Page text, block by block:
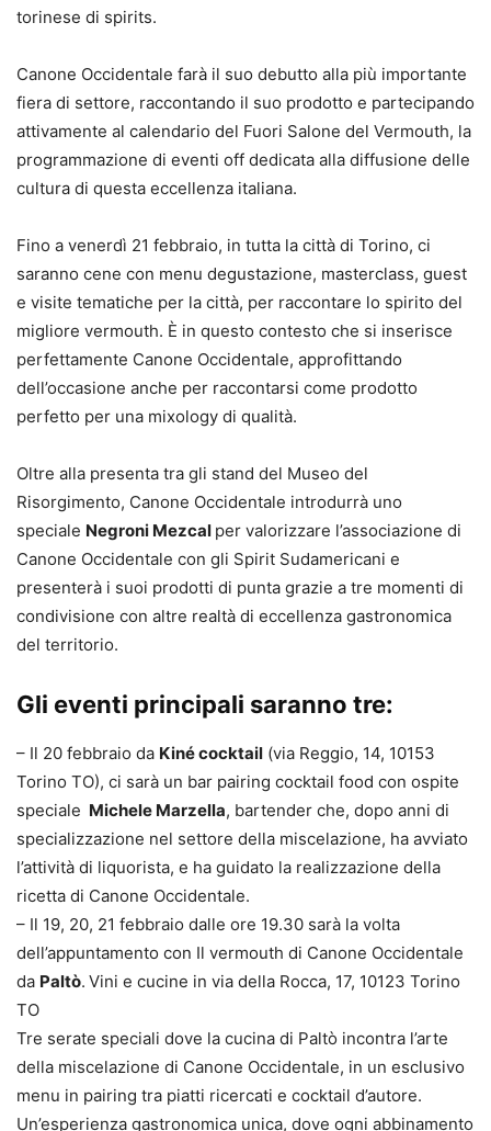
torinese di spirits.
Canone Occidentale farà il suo debutto alla più importante
fiera di settore, raccontando il suo prodotto e partecipando
attivamente al calendario del Fuori Salone del Vermouth, la
programmazione di eventi off dedicata alla diffusione delle
cultura di questa eccellenza italiana.
Fino a venerdì 21 febbraio, in tutta la città di Torino, ci
saranno cene con menu degustazione, masterclass, guest
e visite tematiche per la città, per raccontare lo spirito del
migliore vermouth. È in questo contesto che si inserisce
perfettamente Canone Occidentale, approfittando
dell’occasione anche per raccontarsi come prodotto
perfetto per una mixology di qualità.
Oltre alla presenta tra gli stand del Museo del
Risorgimento, Canone Occidentale introdurrà uno
speciale Negroni Mezcal per valorizzare l’associazione di
Canone Occidentale con gli Spirit Sudamericani e
presenterà i suoi prodotti di punta grazie a tre momenti di
condivisione con altre realtà di eccellenza gastronomica
del territorio.
Gli eventi principali saranno tre:
– Il 20 febbraio da Kiné cocktail (via Reggio, 14, 10153
Torino TO), ci sarà un bar pairing cocktail food con ospite
speciale Michele Marzella, bartender che, dopo anni di
specializzazione nel settore della miscelazione, ha avviato
l’attività di liquorista, e ha guidato la realizzazione della
ricetta di Canone Occidentale.
– Il 19, 20, 21 febbraio dalle ore 19.30 sarà la volta
dell’appuntamento con Il vermouth di Canone Occidentale
da Paltò. Vini e cucine in via della Rocca, 17, 10123 Torino
TO
Tre serate speciali dove la cucina di Paltò incontra l’arte
della miscelazione di Canone Occidentale, in un esclusivo
menu in pairing tra piatti ricercati e cocktail d’autore.
Un’esperienza gastronomica unica, dove ogni abbinamento